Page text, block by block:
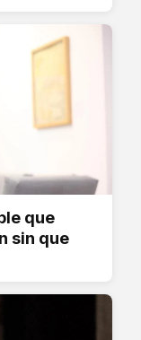
que
sin que